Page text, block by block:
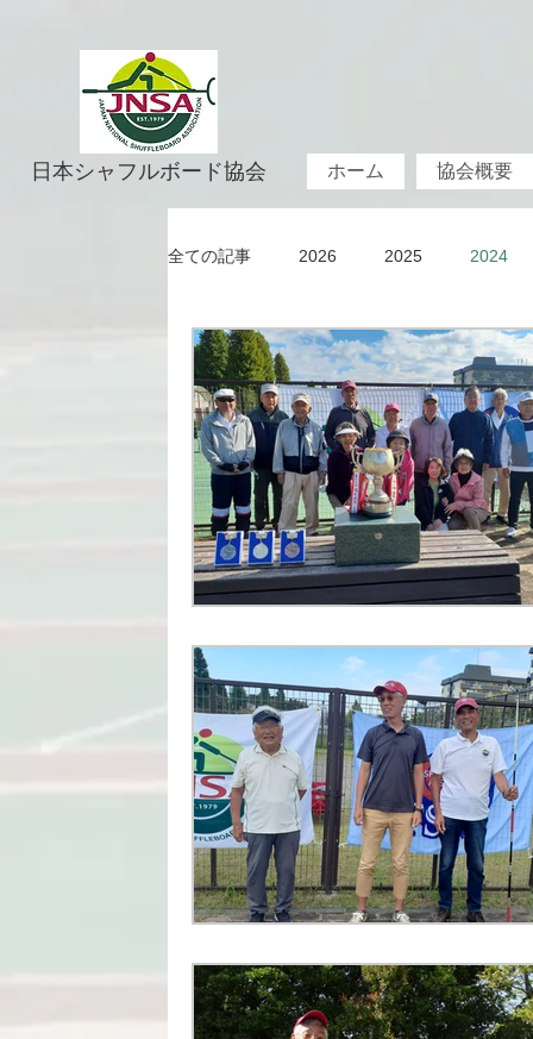
日本シャフルボード協会 ホーム 協会概要
全ての記事 2026 2025 2024
2019 2018 2017 2016
2011 2010 1982~2009